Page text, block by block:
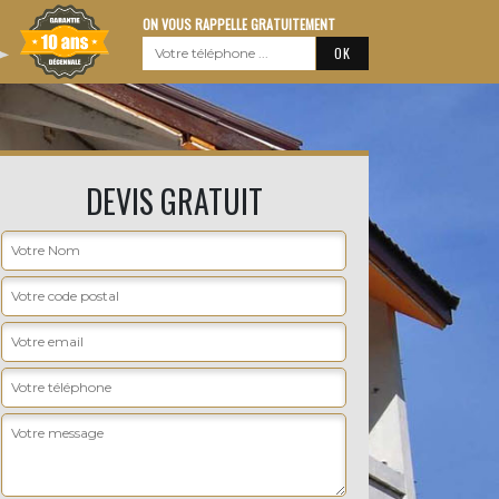
ON VOUS RAPPELLE GRATUITEMENT
DEVIS GRATUIT